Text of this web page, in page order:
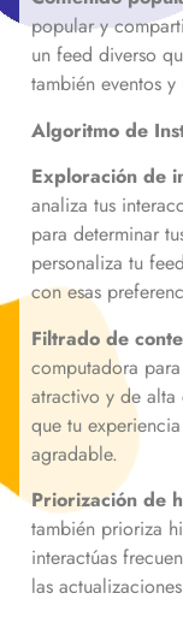
popular y
un feed diverso
también eventos
Algoritmo de
Exploración de
analiza tus
para determinar
personaliza tu
con esas
Filtrado de
computadora
atractivo y de
que tu
agradable.
Priorización de
también prioriza
interactúas
las